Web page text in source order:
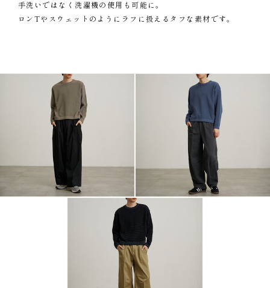
手洗いではなく洗濯機の使用も可能に。
ロンTやスウェットのようにラフに扱えるタフな素材です。